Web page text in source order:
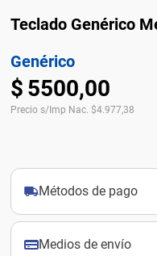
Teclado Genérico
Genérico
$ 5500,00
Precio s/Imp Nac. $4.977,38
Métodos de pago
Medios de envío